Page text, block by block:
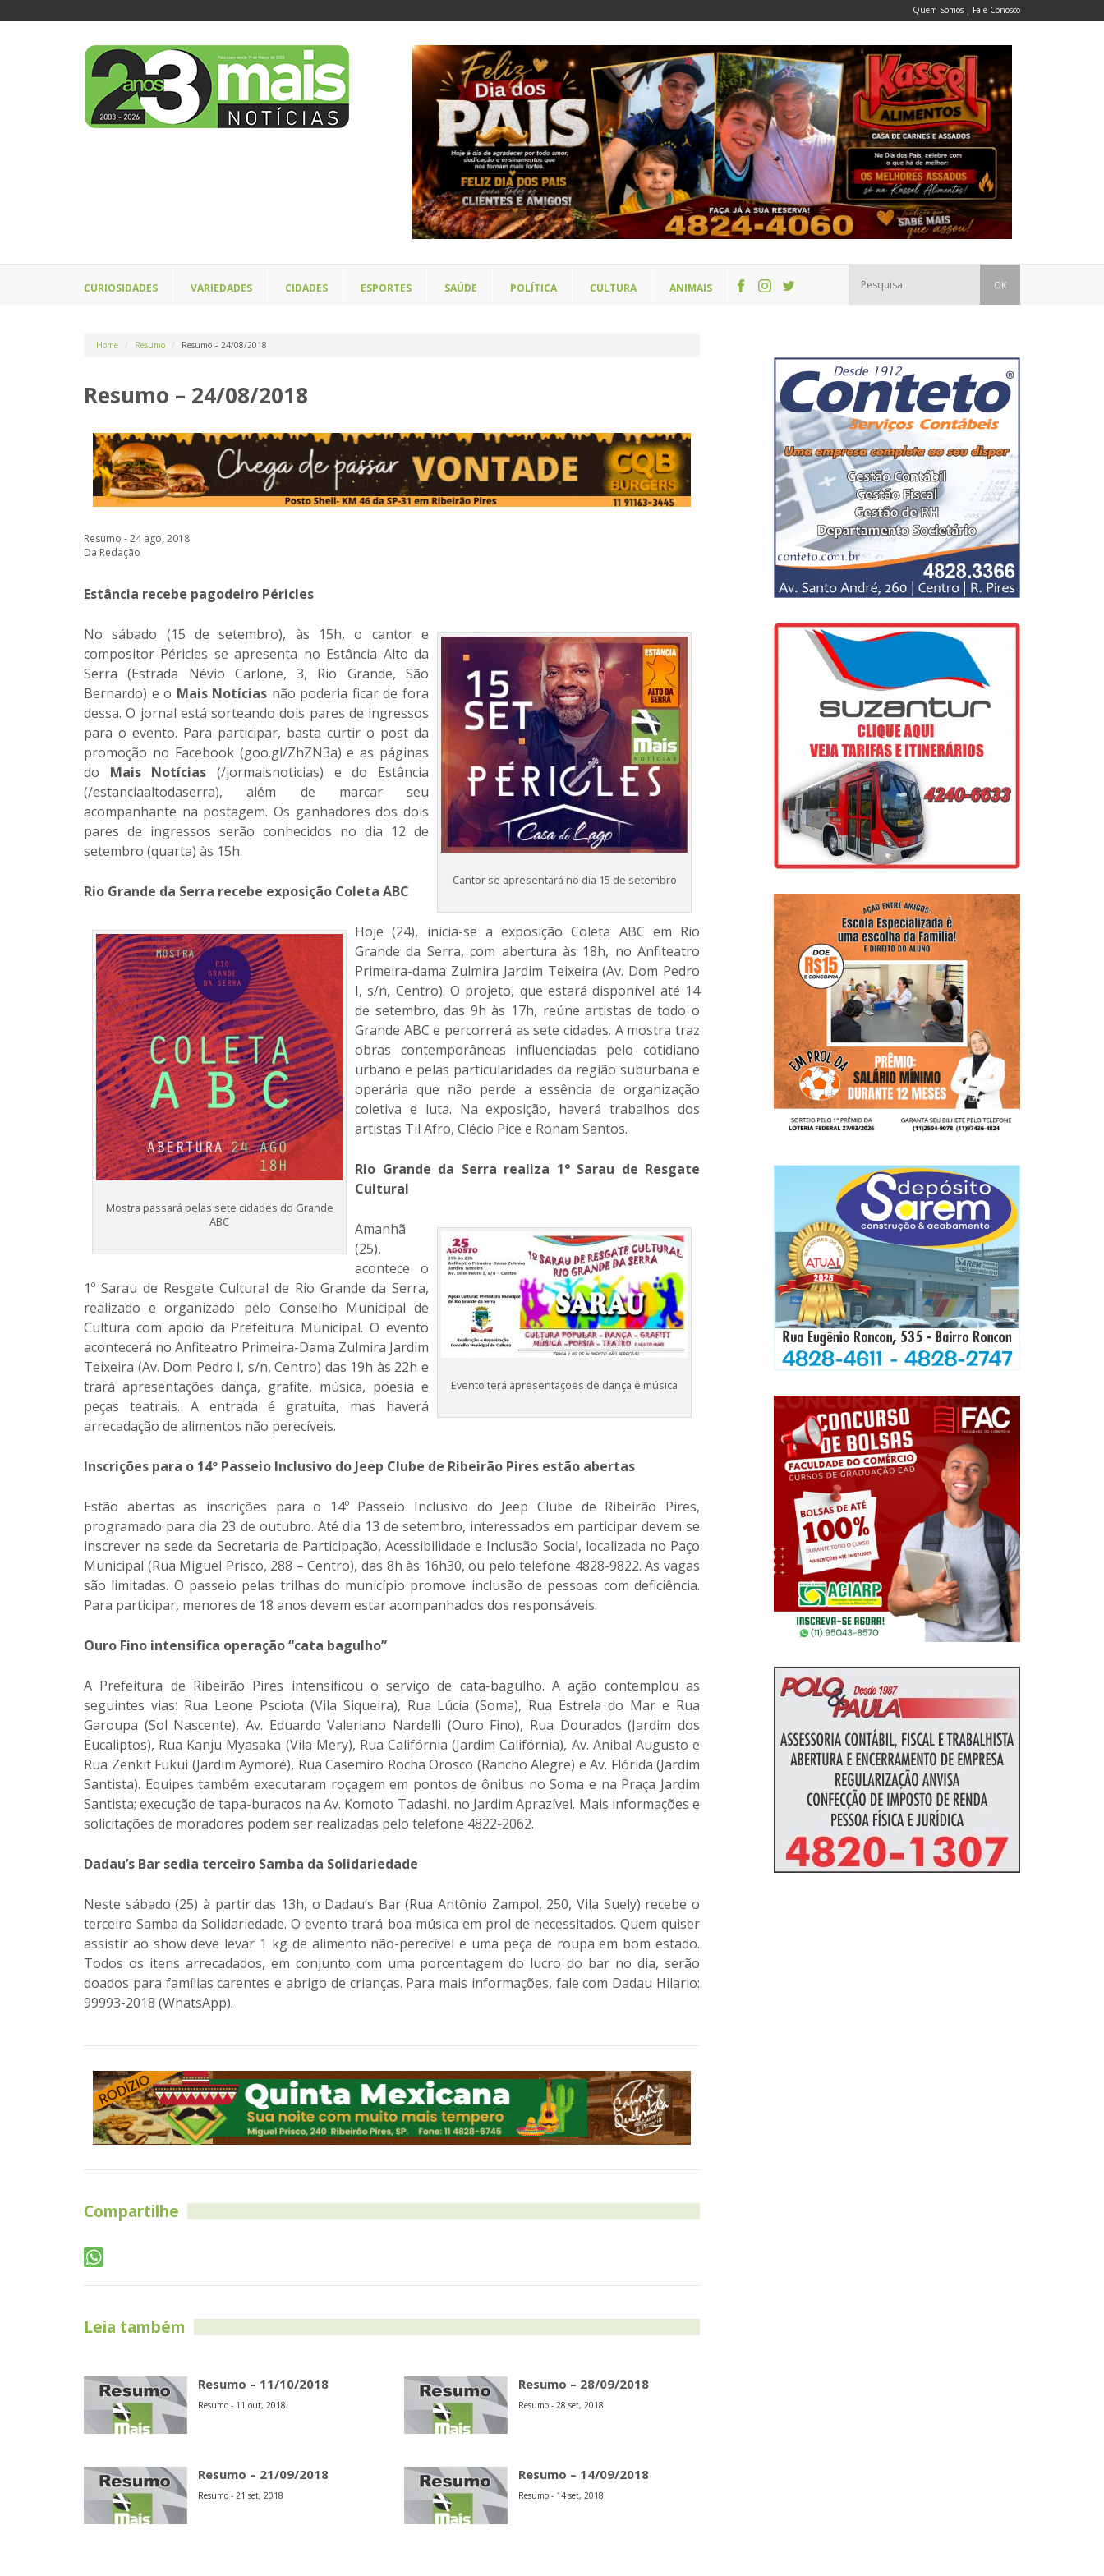
Quem Somos | Fale Conosco
CURIOSIDADES VARIEDADES CIDADES ESPORTES SAÚDE POLÍTICA CULTURA ANIMAIS OK
Home Resumo Resumo – 24/08/2018
Resumo – 24/08/2018
Resumo - 24 ago, 2018
Da Redação
Estância recebe pagodeiro Péricles
Cantor se apresentará no dia 15 de setembro
No sábado (15 de setembro), às 15h, o cantor e
compositor Péricles se apresenta no Estância Alto da
Serra (Estrada Névio Carlone, 3, Rio Grande, São
Bernardo) e o Mais Notícias não poderia ficar de fora
dessa. O jornal está sorteando dois pares de ingressos
para o evento. Para participar, basta curtir o post da
promoção no Facebook (goo.gl/ZhZN3a) e as páginas
do Mais Notícias (/jormaisnoticias) e do Estância
(/estanciaaltodaserra), além de marcar seu
acompanhante na postagem. Os ganhadores dos dois
pares de ingressos serão conhecidos no dia 12 de
setembro (quarta) às 15h.
Rio Grande da Serra recebe exposição Coleta ABC
Mostra passará pelas sete cidades do Grande
ABC
Hoje (24), inicia-se a exposição Coleta ABC em Rio
Grande da Serra, com abertura às 18h, no Anfiteatro
Primeira-dama Zulmira Jardim Teixeira (Av. Dom Pedro
I, s/n, Centro). O projeto, que estará disponível até 14
de setembro, das 9h às 17h, reúne artistas de todo o
Grande ABC e percorrerá as sete cidades. A mostra traz
obras contemporâneas influenciadas pelo cotidiano
urbano e pelas particularidades da região suburbana e
operária que não perde a essência de organização
coletiva e luta. Na exposição, haverá trabalhos dos
artistas Til Afro, Clécio Pice e Ronam Santos.
Rio Grande da Serra realiza 1° Sarau de Resgate
Cultural
Evento terá apresentações de dança e música
Amanhã
(25),
acontece o
1º Sarau de Resgate Cultural de Rio Grande da Serra,
realizado e organizado pelo Conselho Municipal de
Cultura com apoio da Prefeitura Municipal. O evento
acontecerá no Anfiteatro Primeira-Dama Zulmira Jardim
Teixeira (Av. Dom Pedro I, s/n, Centro) das 19h às 22h e
trará apresentações dança, grafite, música, poesia e
peças teatrais. A entrada é gratuita, mas haverá
arrecadação de alimentos não perecíveis.
Inscrições para o 14º Passeio Inclusivo do Jeep Clube de Ribeirão Pires estão abertas
Estão abertas as inscrições para o 14º Passeio Inclusivo do Jeep Clube de Ribeirão Pires,
programado para dia 23 de outubro. Até dia 13 de setembro, interessados em participar devem se
inscrever na sede da Secretaria de Participação, Acessibilidade e Inclusão Social, localizada no Paço
Municipal (Rua Miguel Prisco, 288 – Centro), das 8h às 16h30, ou pelo telefone 4828-9822. As vagas
são limitadas. O passeio pelas trilhas do município promove inclusão de pessoas com deficiência.
Para participar, menores de 18 anos devem estar acompanhados dos responsáveis.
Ouro Fino intensifica operação “cata bagulho”
A Prefeitura de Ribeirão Pires intensificou o serviço de cata-bagulho. A ação contemplou as
seguintes vias: Rua Leone Psciota (Vila Siqueira), Rua Lúcia (Soma), Rua Estrela do Mar e Rua
Garoupa (Sol Nascente), Av. Eduardo Valeriano Nardelli (Ouro Fino), Rua Dourados (Jardim dos
Eucaliptos), Rua Kanju Myasaka (Vila Mery), Rua Califórnia (Jardim Califórnia), Av. Anibal Augusto e
Rua Zenkit Fukui (Jardim Aymoré), Rua Casemiro Rocha Orosco (Rancho Alegre) e Av. Flórida (Jardim
Santista). Equipes também executaram roçagem em pontos de ônibus no Soma e na Praça Jardim
Santista; execução de tapa-buracos na Av. Komoto Tadashi, no Jardim Aprazível. Mais informações e
solicitações de moradores podem ser realizadas pelo telefone 4822-2062.
Dadau’s Bar sedia terceiro Samba da Solidariedade
Neste sábado (25) à partir das 13h, o Dadau’s Bar (Rua Antônio Zampol, 250, Vila Suely) recebe o
terceiro Samba da Solidariedade. O evento trará boa música em prol de necessitados. Quem quiser
assistir ao show deve levar 1 kg de alimento não-perecível e uma peça de roupa em bom estado.
Todos os itens arrecadados, em conjunto com uma porcentagem do lucro do bar no dia, serão
doados para famílias carentes e abrigo de crianças. Para mais informações, fale com Dadau Hilario:
99993-2018 (WhatsApp).
Compartilhe
Leia também
Resumo – 11/10/2018
Resumo - 11 out, 2018
Resumo – 28/09/2018
Resumo - 28 set, 2018
Resumo – 21/09/2018
Resumo - 21 set, 2018
Resumo – 14/09/2018
Resumo - 14 set, 2018